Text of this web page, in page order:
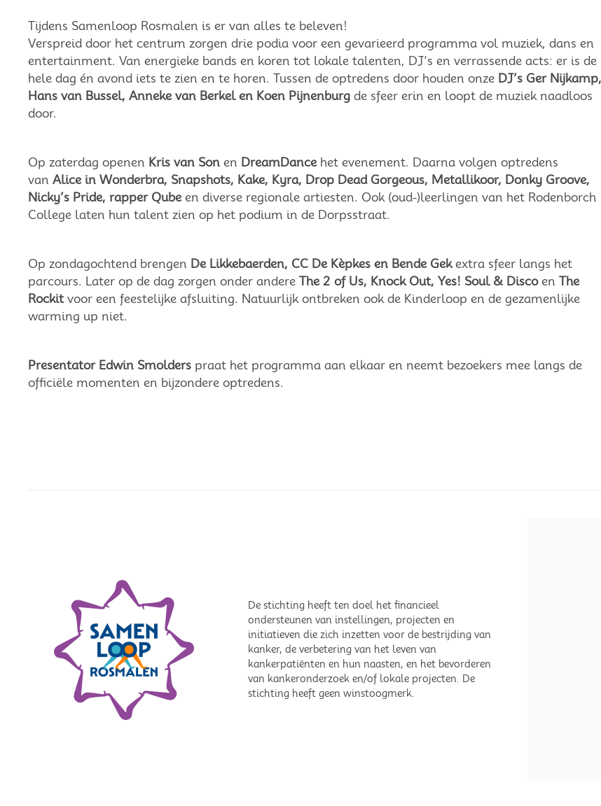
Tijdens Samenloop Rosmalen is er van alles te beleven!
Verspreid door het centrum zorgen drie podia voor een gevarieerd programma vol muziek, dans en
entertainment. Van energieke bands en koren tot lokale talenten, DJ’s en verrassende acts: er is de
hele dag én avond iets te zien en te horen. Tussen de optredens door houden onze DJ’s Ger Nijkamp,
Hans van Bussel, Anneke van Berkel en Koen Pijnenburg de sfeer erin en loopt de muziek naadloos
door.
Op zaterdag openen Kris van Son en DreamDance het evenement. Daarna volgen optredens
van Alice in Wonderbra, Snapshots, Kake, Kyra, Drop Dead Gorgeous, Metallikoor, Donky Groove,
Nicky’s Pride, rapper Qube en diverse regionale artiesten. Ook (oud-)leerlingen van het Rodenborch
College laten hun talent zien op het podium in de Dorpsstraat.
Op zondagochtend brengen De Likkebaerden, CC De Kèpkes en Bende Gek extra sfeer langs het
parcours. Later op de dag zorgen onder andere The 2 of Us, Knock Out, Yes! Soul & Disco en The
Rockit voor een feestelijke afsluiting. Natuurlijk ontbreken ook de Kinderloop en de gezamenlijke
warming up niet.
Presentator Edwin Smolders praat het programma aan elkaar en neemt bezoekers mee langs de
officiële momenten en bijzondere optredens.
De stichting heeft ten doel het financieel
ondersteunen van instellingen, projecten en
initiatieven die zich inzetten voor de bestrijding van
kanker, de verbetering van het leven van
kankerpatiënten en hun naasten, en het bevorderen
van kankeronderzoek en/of lokale projecten. De
stichting heeft geen winstoogmerk.